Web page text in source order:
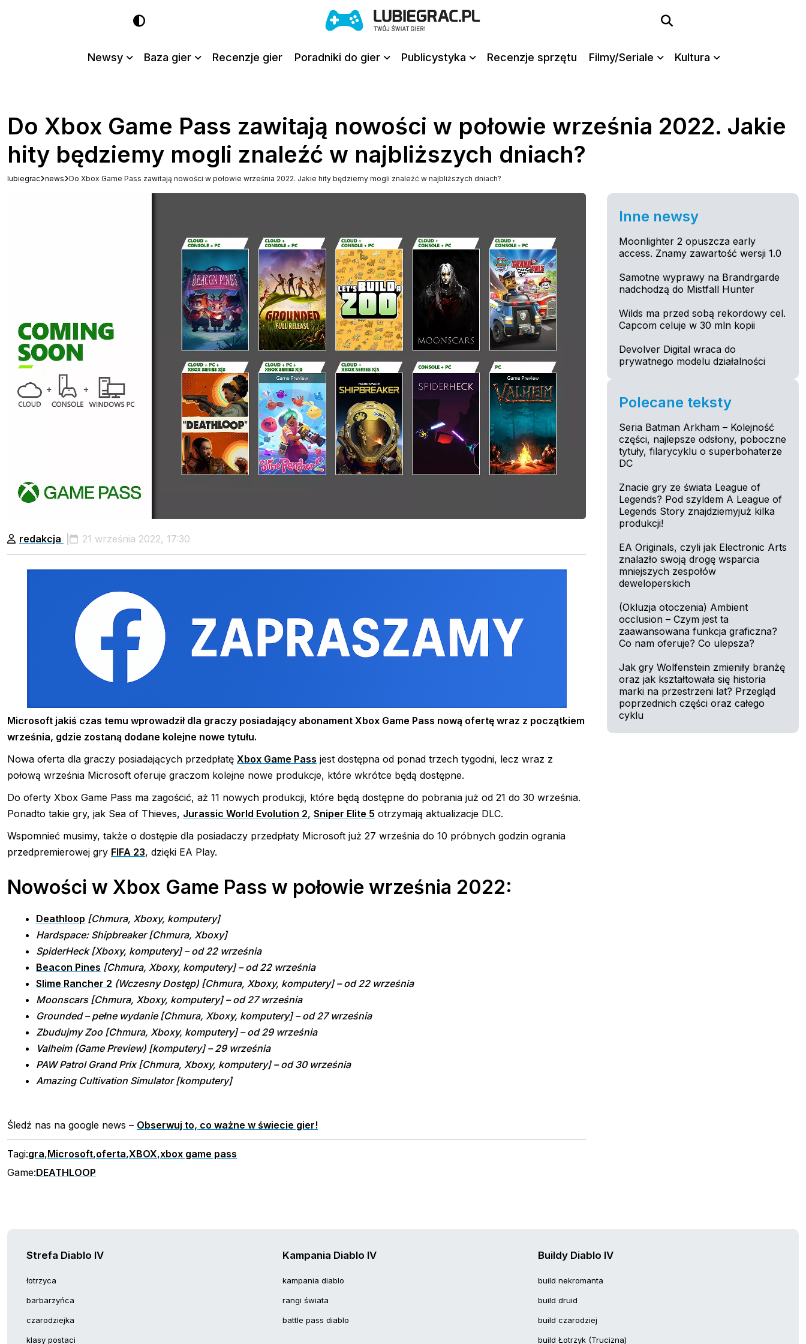
Newsy Baza gier Recenzje gier Poradniki do gier Publicystyka Recenzje sprzętu Filmy/Seriale Kultura
Do Xbox Game Pass zawitają nowości w połowie września 2022. Jakie
hity będziemy mogli znaleźć w najbliższych dniach?
lubiegrac news Do Xbox Game Pass zawitają nowości w połowie września 2022. Jakie hity będziemy mogli znaleźć w najbliższych dniach?
redakcja 21 września 2022, 17:30
Microsoft jakiś czas temu wprowadził dla graczy posiadający abonament Xbox Game Pass nową ofertę wraz z początkiem
września, gdzie zostaną dodane kolejne nowe tytułu.
Nowa oferta dla graczy posiadających przedpłatę Xbox Game Pass jest dostępna od ponad trzech tygodni, lecz wraz z
połową września Microsoft oferuje graczom kolejne nowe produkcje, które wkrótce będą dostępne.
Do oferty Xbox Game Pass ma zagościć, aż 11 nowych produkcji, które będą dostępne do pobrania już od 21 do 30 września.
Ponadto takie gry, jak Sea of Thieves, Jurassic World Evolution 2, Sniper Elite 5 otrzymają aktualizacje DLC.
Wspomnieć musimy, także o dostępie dla posiadaczy przedpłaty Microsoft już 27 września do 10 próbnych godzin ogrania
przedpremierowej gry FIFA 23, dzięki EA Play.
Nowości w Xbox Game Pass w połowie września 2022:
Deathloop [Chmura, Xboxy, komputery]
Hardspace: Shipbreaker [Chmura, Xboxy]
SpiderHeck [Xboxy, komputery] – od 22 września
Beacon Pines [Chmura, Xboxy, komputery] – od 22 września
Slime Rancher 2 (Wczesny Dostęp) [Chmura, Xboxy, komputery] – od 22 września
Moonscars [Chmura, Xboxy, komputery] – od 27 września
Grounded – pełne wydanie [Chmura, Xboxy, komputery] – od 27 września
Zbudujmy Zoo [Chmura, Xboxy, komputery] – od 29 września
Valheim (Game Preview) [komputery] – 29 września
PAW Patrol Grand Prix [Chmura, Xboxy, komputery] – od 30 września
Amazing Cultivation Simulator [komputery]
Śledź nas na google news – Obserwuj to, co ważne w świecie gier!
Tagi:gra,Microsoft,oferta,XBOX,xbox game pass
Game:DEATHLOOP
Inne newsy
Moonlighter 2 opuszcza early
access. Znamy zawartość wersji 1.0
Samotne wyprawy na Brandrgarde
nadchodzą do Mistfall Hunter
Wilds ma przed sobą rekordowy cel.
Capcom celuje w 30 mln kopii
Devolver Digital wraca do
prywatnego modelu działalności
Polecane teksty
Seria Batman Arkham – Kolejność
części, najlepsze odsłony, poboczne
tytuły, filarycyklu o superbohaterze
DC
Znacie gry ze świata League of
Legends? Pod szyldem A League of
Legends Story znajdziemyjuż kilka
produkcji!
EA Originals, czyli jak Electronic Arts
znalazło swoją drogę wsparcia
mniejszych zespołów
deweloperskich
(Okluzja otoczenia) Ambient
occlusion – Czym jest ta
zaawansowana funkcja graficzna?
Co nam oferuje? Co ulepsza?
Jak gry Wolfenstein zmieniły branżę
oraz jak kształtowała się historia
marki na przestrzeni lat? Przegląd
poprzednich części oraz całego
cyklu
Strefa Diablo IV
łotrzyca
barbarzyńca
czarodziejka
klasy postaci
Kampania Diablo IV
kampania diablo
rangi świata
battle pass diablo
Buildy Diablo IV
build nekromanta
build druid
build czarodziej
build Łotrzyk (Trucizna)